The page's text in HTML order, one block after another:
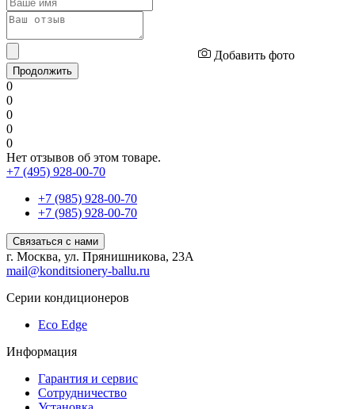
Добавить фото
Продолжить
0
0
0
0
0
Нет отзывов об этом товаре.
+7 (495) 928-00-70
+7 (985) 928-00-70
+7 (985) 928-00-70
Связаться с нами
г. Москва, ул. Прянишникова, 23А
mail@konditsionery-ballu.ru
Серии кондиционеров
Eco Edge
Информация
Гарантия и сервис
Сотрудничество